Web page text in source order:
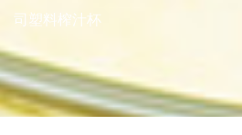
司塑料榨汁杯